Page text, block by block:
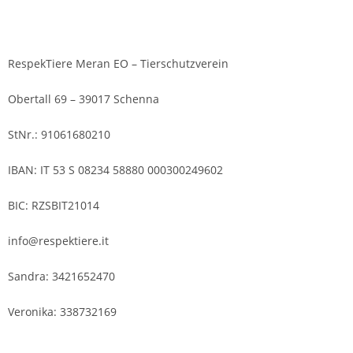
RespekTiere Meran EO – Tierschutzverein
Obertall 69 – 39017 Schenna
StNr.: 91061680210
IBAN: IT 53 S 08234 58880 000300249602
BIC: RZSBIT21014
info@respektiere.it
Sandra: 3421652470
Veronika: 338732169